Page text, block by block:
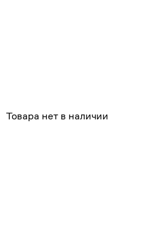
Товара нет в наличии